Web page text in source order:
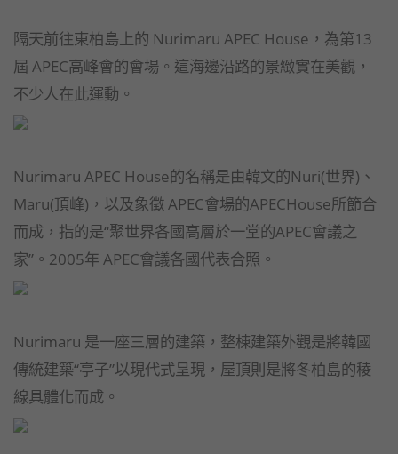
隔天前往東柏島上的 Nurimaru APEC House，為第13
屆 APEC高峰會的會場。這海邊沿路的景緻實在美觀，
不少人在此運動。
Nurimaru APEC House的名稱是由韓文的Nuri(世界)、
Maru(頂峰)，以及象徵 APEC會場的APECHouse所節合
而成，指的是“聚世界各國高層於一堂的APEC會議之
家”。2005年 APEC會議各國代表合照。
Nurimaru 是一座三層的建築，整棟建築外觀是將韓國
傳統建築“亭子”以現代式呈現，屋頂則是將冬柏島的稜
線具體化而成。